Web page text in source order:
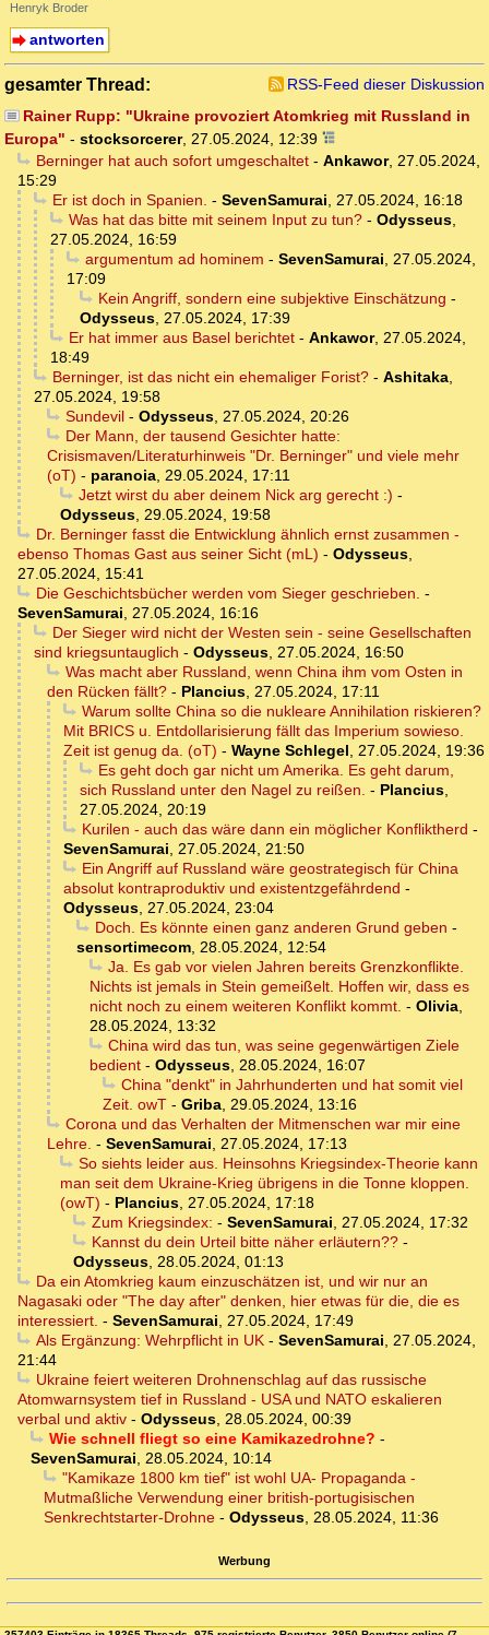
Henryk Broder
antworten
gesamter Thread:
RSS-Feed dieser Diskussion
Rainer Rupp: "Ukraine provoziert Atomkrieg mit Russland in
Europa" - stocksorcerer, 27.05.2024, 12:39
Berninger hat auch sofort umgeschaltet- Ankawor, 27.05.2024,
15:29
Er ist doch in Spanien. - SevenSamurai, 27.05.2024, 16:18
Was hat das bitte mit seinem Input zu tun?- Odysseus,
27.05.2024, 16:59
argumentum ad hominem - SevenSamurai, 27.05.2024,
17:09
Kein Angriff, sondern eine subjektive Einschätzung -
Odysseus, 27.05.2024, 17:39
Er hat immer aus Basel berichtet- Ankawor, 27.05.2024,
18:49
Berninger, ist das nicht ein ehemaliger Forist?- Ashitaka,
27.05.2024, 19:58
Sundevil- Odysseus, 27.05.2024, 20:26
Der Mann, der tausend Gesichter hatte:
Crisismaven/Literaturhinweis "Dr. Berninger" und viele mehr
(oT) - paranoia, 29.05.2024, 17:11
Jetzt wirst du aber deinem Nick arg gerecht :) -
Odysseus, 29.05.2024, 19:58
Dr. Berninger fasst die Entwicklung ähnlich ernst zusammen -
ebenso Thomas Gast aus seiner Sicht (mL) - Odysseus,
27.05.2024, 15:41
Die Geschichtsbücher werden vom Sieger geschrieben. -
SevenSamurai, 27.05.2024, 16:16
Der Sieger wird nicht der Westen sein - seine Gesellschaften
sind kriegsuntauglich - Odysseus, 27.05.2024, 16:50
Was macht aber Russland, wenn China ihm vom Osten in
den Rücken fällt? - Plancius, 27.05.2024, 17:11
Warum sollte China so die nukleare Annihilation riskieren?
Mit BRICS u. Entdollarisierung fällt das Imperium sowieso.
Zeit ist genug da. (oT) - Wayne Schlegel, 27.05.2024, 19:36
Es geht doch gar nicht um Amerika. Es geht darum,
sich Russland unter den Nagel zu reißen. - Plancius,
27.05.2024, 20:19
Kurilen - auch das wäre dann ein möglicher Konfliktherd -
SevenSamurai, 27.05.2024, 21:50
Ein Angriff auf Russland wäre geostrategisch für China
absolut kontraproduktiv und existentzgefährdend -
Odysseus, 27.05.2024, 23:04
Doch. Es könnte einen ganz anderen Grund geben -
sensortimecom, 28.05.2024, 12:54
Ja. Es gab vor vielen Jahren bereits Grenzkonflikte.
Nichts ist jemals in Stein gemeißelt. Hoffen wir, dass es
nicht noch zu einem weiteren Konflikt kommt. - Olivia,
28.05.2024, 13:32
China wird das tun, was seine gegenwärtigen Ziele
bedient - Odysseus, 28.05.2024, 16:07
China "denkt" in Jahrhunderten und hat somit viel
Zeit. owT - Griba, 29.05.2024, 13:16
Corona und das Verhalten der Mitmenschen war mir eine
Lehre. - SevenSamurai, 27.05.2024, 17:13
So siehts leider aus. Heinsohns Kriegsindex-Theorie kann
man seit dem Ukraine-Krieg übrigens in die Tonne kloppen.
(owT) - Plancius, 27.05.2024, 17:18
Zum Kriegsindex: - SevenSamurai, 27.05.2024, 17:32
Kannst du dein Urteil bitte näher erläutern??-
Odysseus, 28.05.2024, 01:13
Da ein Atomkrieg kaum einzuschätzen ist, und wir nur an
Nagasaki oder "The day after" denken, hier etwas für die, die es
interessiert. - SevenSamurai, 27.05.2024, 17:49
Als Ergänzung: Wehrpflicht in UK- SevenSamurai, 27.05.2024,
21:44
Ukraine feiert weiteren Drohnenschlag auf das russische
Atomwarnsystem tief in Russland - USA und NATO eskalieren
verbal und aktiv - Odysseus, 28.05.2024, 00:39
Wie schnell fliegt so eine Kamikazedrohne? -
SevenSamurai, 28.05.2024, 10:14
"Kamikaze 1800 km tief" ist wohl UA- Propaganda -
Mutmaßliche Verwendung einer british-portugisischen
Senkrechtstarter-Drohne - Odysseus, 28.05.2024, 11:36
Werbung